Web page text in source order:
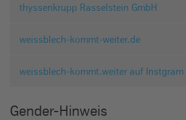
thyssenkrupp Rasselstein GmbH
weissblech-kommt-weiter.de
weissblech-kommt.weiter auf Instgram
Gender-Hinweis